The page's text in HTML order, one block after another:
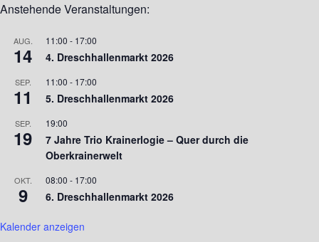
Anstehende Veranstaltungen:
AUG.
14
11:00 - 17:00
4. Dreschhallenmarkt 2026
SEP.
11
11:00 - 17:00
5. Dreschhallenmarkt 2026
SEP.
19
19:00
7 Jahre Trio Krainerlogie – Quer durch die
Oberkrainerwelt
OKT.
9
08:00 - 17:00
6. Dreschhallenmarkt 2026
Kalender anzeigen